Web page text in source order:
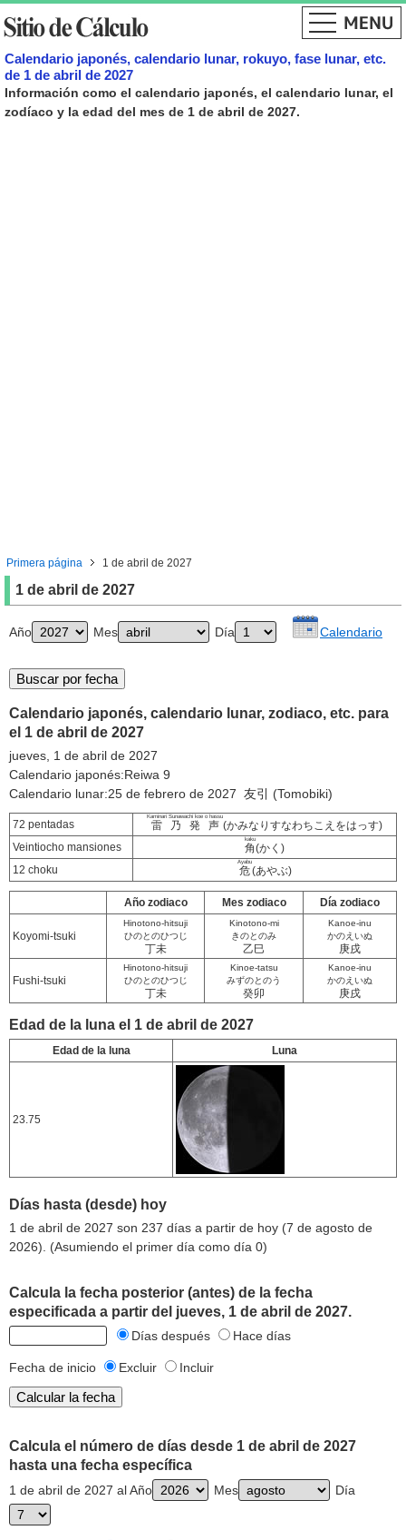
Calendario japonés, calendario lunar, rokuyo, fase lunar, etc.
de 1 de abril de 2027
Información como el calendario japonés, el calendario lunar, el
zodíaco y la edad del mes de 1 de abril de 2027.
Primera página 1 de abril de 2027
1 de abril de 2027
Año Mes Día Calendario
Calendario japonés, calendario lunar, zodiaco, etc. para
el 1 de abril de 2027
jueves, 1 de abril de 2027
Calendario japonés:Reiwa 9
Calendario lunar:25 de febrero de 2027 友引 (Tomobiki)
72 pentadas 雷乃発声
Kaminari Sunawachi koe o hassu
(かみなりすなわちこえをはっす)
Veintiocho mansiones
角
kaku
(かく)
12 choku
危
Ayabu
(あやぶ)
Año zodiaco Mes zodiaco Día zodiaco
Koyomi-tsuki
Hinotono-hitsuji
ひのとのひつじ
丁未
Kinotono-mi
きのとのみ
乙巳
Kanoe-inu
かのえいぬ
庚戌
Fushi-tsuki
Hinotono-hitsuji
ひのとのひつじ
丁未
Kinoe-tatsu
みずのとのう
癸卯
Kanoe-inu
かのえいぬ
庚戌
Edad de la luna el 1 de abril de 2027
Edad de la luna Luna
23.75
Días hasta (desde) hoy
1 de abril de 2027 son 237 días a partir de hoy (7 de agosto de
2026). (Asumiendo el primer día como día 0)
Calcula la fecha posterior (antes) de la fecha
especificada a partir del jueves, 1 de abril de 2027.
Días después Hace días
Fecha de inicio Excluir Incluir
Calcula el número de días desde 1 de abril de 2027
hasta una fecha específica
1 de abril de 2027 al Año Mes Día